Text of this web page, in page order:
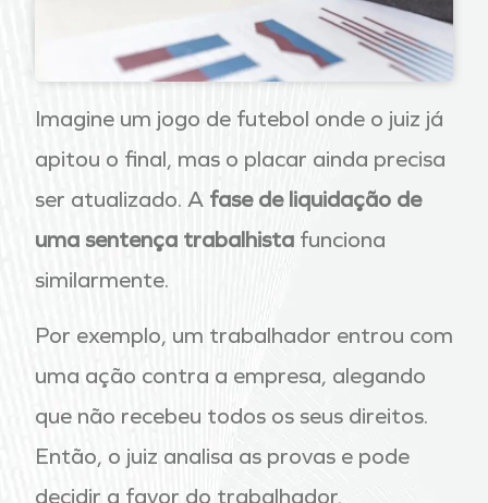
Imagine um jogo de futebol onde o juiz já
apitou o final, mas o placar ainda precisa
ser atualizado. A fase de liquidação de
uma sentença trabalhista funciona
similarmente.
Por exemplo, um trabalhador entrou com
uma ação contra a empresa, alegando
que não recebeu todos os seus direitos.
Então, o juiz analisa as provas e pode
decidir a favor do trabalhador,